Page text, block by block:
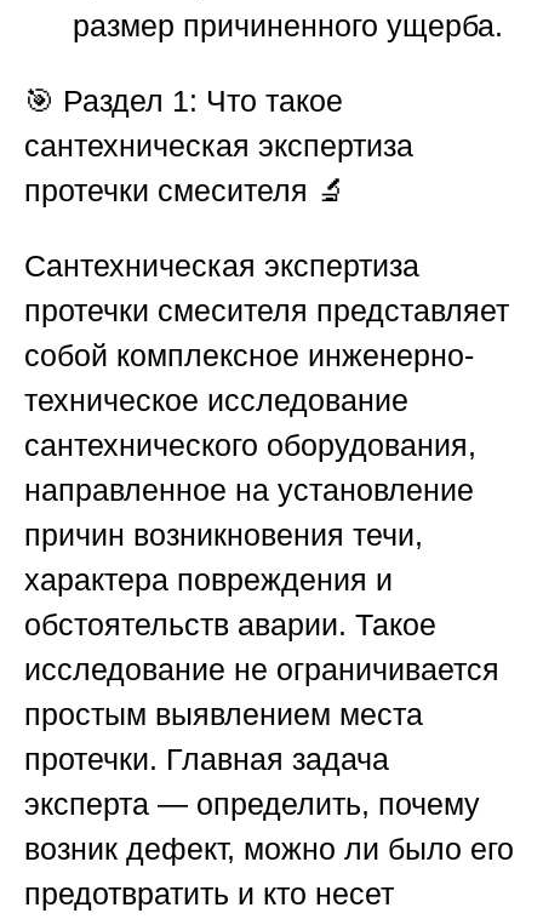
размер причиненного ущерба.
🎯 Раздел 1: Что такое
сантехническая экспертиза
протечки смесителя 🔬
Сантехническая экспертиза
протечки смесителя представляет
собой комплексное инженерно-
техническое исследование
сантехнического оборудования,
направленное на установление
причин возникновения течи,
характера повреждения и
обстоятельств аварии. Такое
исследование не ограничивается
простым выявлением места
протечки. Главная задача
эксперта — определить, почему
возник дефект, можно ли было его
предотвратить и кто несет